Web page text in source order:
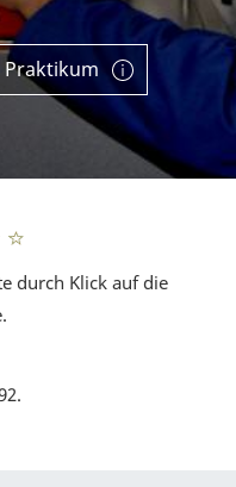
Praktikum
durch Klick auf die